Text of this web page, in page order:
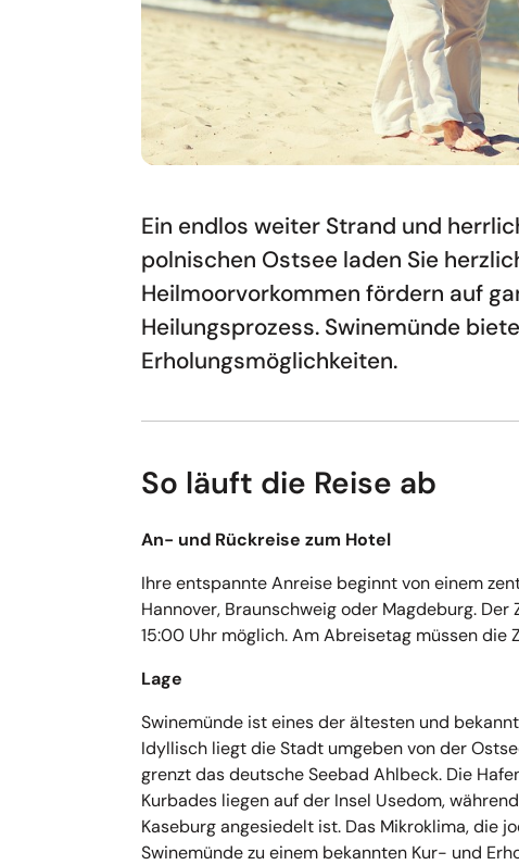
Ein endlos weiter Strand und
polnischen Ostsee laden Sie
Heilmoorvorkommen fördern auf
Heilungsprozess. Swinemünde
Erholungsmöglichkeiten.
So läuft die Reise ab
An- und Rückreise zum Hotel
Ihre entspannte Anreise beginnt von einem
Hannover, Braunschweig oder Magdeburg.
15:00 Uhr möglich. Am Abreisetag müssen
Lage
Swinemünde ist eines der ältesten und
Idyllisch liegt die Stadt umgeben von der
grenzt das deutsche Seebad Ahlbeck. Die
Kurbades liegen auf der Insel Usedom,
Kaseburg angesiedelt ist. Das Mikroklima, die
Swinemünde zu einem bekannten Kur- und